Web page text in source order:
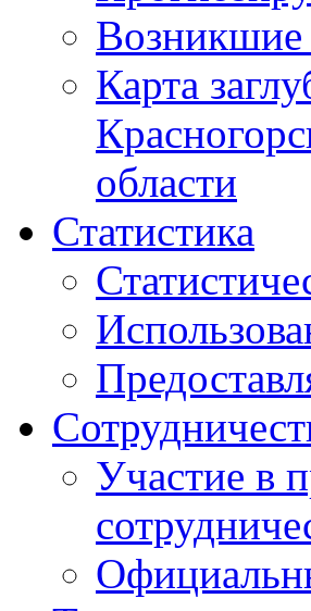
Возникшие
Карта
области
Статистика
Участие в